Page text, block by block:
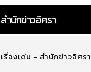
สำนักข่าวอิศรา
เรื่องเด่น - สำนักข่าวอิศรา